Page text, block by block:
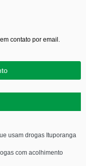
contato por email.
usam drogas Ituporanga
com acolhimento